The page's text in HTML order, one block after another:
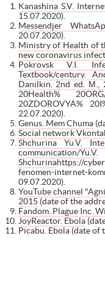
Kanashina S.V.
15.07.2020).
Messendjer
20.07.2020).
Ministry of Health of
new coronavirus
Pokrovsk V.I.
Textbook/century.
Danilkin. 2nd ed. М.,
20Health%
20ZDOROVYA%
22.07.2020).
Genus. Mem Chuma
Social network
Shchurina Yu.V.
communication/Yu.V.
Shchurinahttps://
fenomen-internet-
09.07.2020).
YouTube channel
2015 (date of the
Fandom. Plague Inc.
JoyReactor. Ebola
Picabu. Ebola (date of